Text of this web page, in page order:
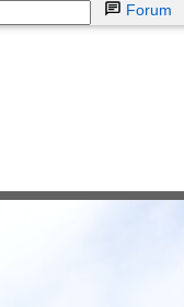
Forum